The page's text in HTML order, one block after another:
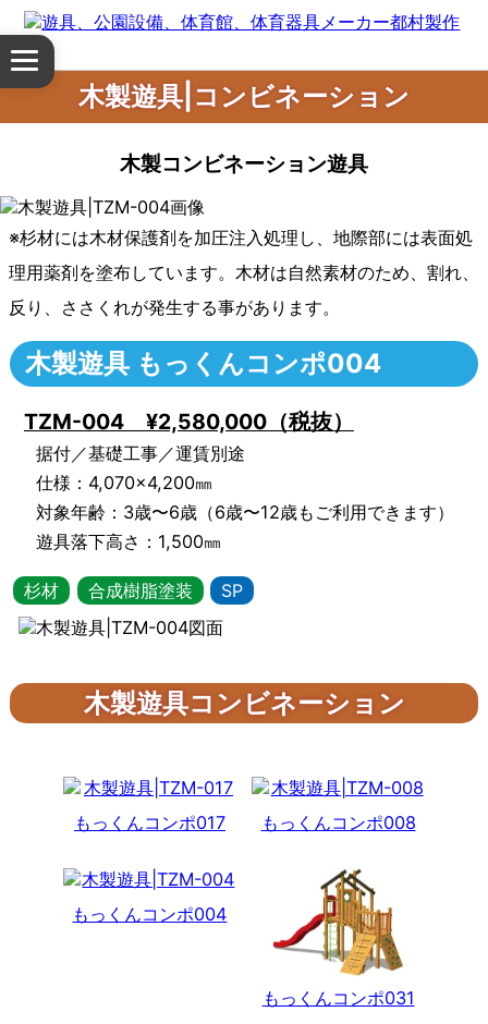
体
育
館・
育
器
具
公
園
備・
具
ー
メ
ニ
く
木製遊具|コンビネーション
木製コンビネーション遊具
※杉材には木材保護剤を加圧注入処理し、地際部には表面処
理用薬剤を塗布しています。木材は自然素材のため、割れ、
反り、ささくれが発生する事があります。
木製遊具 もっくんコンポ004
TZM-004 ¥2,580,000（税抜）
据付／基礎工事／運賃別途
仕様：4,070×4,200㎜
対象年齢：3歳〜6歳（6歳〜12歳もご利用できます）
遊具落下高さ：1,500㎜
杉材 合成樹脂塗装 SP
木製遊具コンビネーション
もっくんコンポ017 もっくんコンポ008
もっくんコンポ004
もっくんコンポ031